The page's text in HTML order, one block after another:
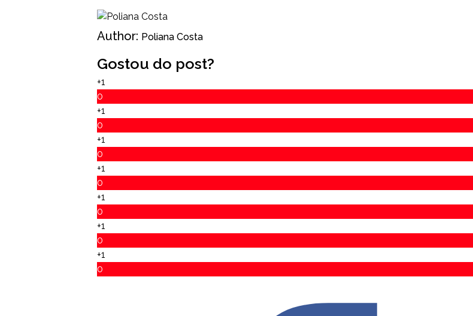
Author: Poliana Costa
Gostou do post?
+1
0
+1
0
+1
0
+1
0
+1
0
+1
0
+1
0